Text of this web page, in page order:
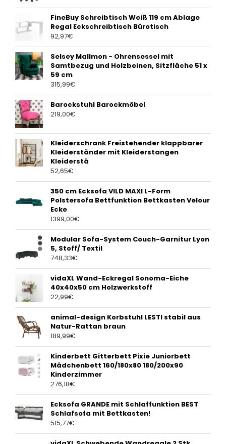
FineBuy Schreibtisch Weiß 119 cm Ablage
Regal Eckschreibtisch Bürotisch
92,97€
Selsey Mallmon - Ohrensessel mit
Samtbezug und Holzbeinen, Sitzfläche 51 x
59 cm
315,99€
Barockstuhl Barockmöbel
219,00€
Kleiderschrank Freistehender klappbarer
Kleiderständer mit Kleiderstangen
Kleiderstä
52,65€
350 cm Ecksofa VILD MAXI L-Form
Polstersofa Bettfunktion Bettkasten Velour
Ecke
1399,00€
Modular Sofa-System Couch-Garnitur Lyon
5, Stoff/ Textil
748,33€
vidaXL Wand-Eckregal Sonoma-Eiche
40x40x50 cm Holzwerkstoff
22,99€
animal-design Korbstuhl LESTI stabil aus
Natur-Rattan braun
189,99€
Kinderbett Gitterbett Pixie Juniorbett
Mädchenbett 160/180x80 180/200x90
Kinderzimmer
276,18€
Ecksofa GRANDE mit Schlaffunktion BEST
Schlafsofa mit Bettkasten!
515,77€